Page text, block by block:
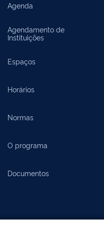
Agenda
Agendamento de
Instituições
Espaços
Horários
Normas
O programa
Documentos